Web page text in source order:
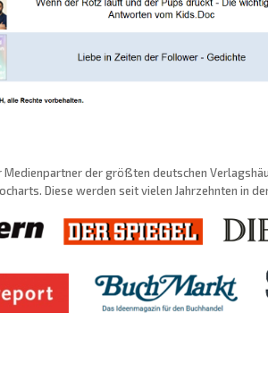
Medienpartner der größten deutschen
Diese werden seit vielen Jahrzehnten in